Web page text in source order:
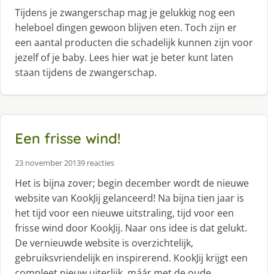
Tijdens je zwangerschap mag je gelukkig nog een
heleboel dingen gewoon blijven eten. Toch zijn er
een aantal producten die schadelijk kunnen zijn voor
jezelf of je baby. Lees hier wat je beter kunt laten
staan tijdens de zwangerschap.
Een frisse wind!
23 november 20139 reacties
Het is bijna zover; begin december wordt de nieuwe
website van KookJij gelanceerd! Na bijna tien jaar is
het tijd voor een nieuwe uitstraling, tijd voor een
frisse wind door KookJij. Naar ons idee is dat gelukt.
De vernieuwde website is overzichtelijk,
gebruiksvriendelijk en inspirerend. KookJij krijgt een